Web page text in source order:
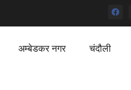
अम्बेडकर नगर चंदौली